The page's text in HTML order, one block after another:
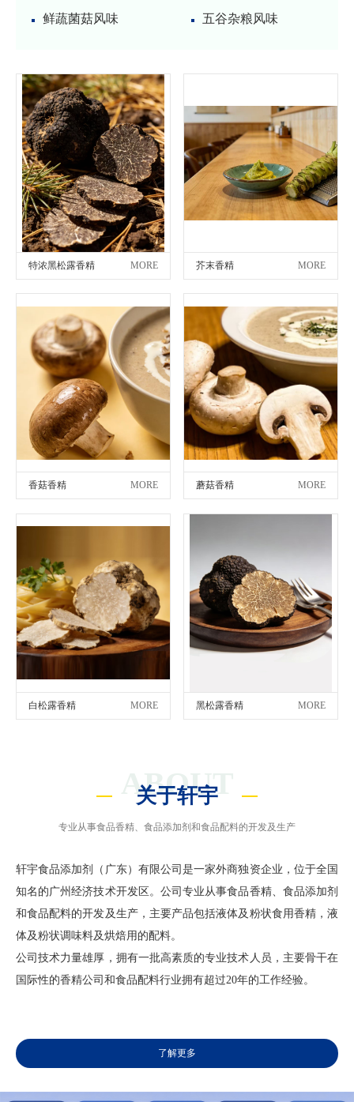
鲜蔬菌菇风味
五谷杂粮风味
特浓黑松露香精 MORE 芥末香精 MORE
香菇香精 MORE 蘑菇香精 MORE
白松露香精 MORE 黑松露香精 MORE
ABOUT
关于轩宇
专业从事食品香精、食品添加剂和食品配料的开发及生产
轩宇食品添加剂（广东）有限公司是一家外商独资企业，位于全国
知名的广州经济技术开发区。公司专业从事食品香精、食品添加剂
和食品配料的开发及生产，主要产品包括液体及粉状食用香精，液
体及粉状调味料及烘焙用的配料。
公司技术力量雄厚，拥有一批高素质的专业技术人员，主要骨干在
国际性的香精公司和食品配料行业拥有超过20年的工作经验。
了解更多